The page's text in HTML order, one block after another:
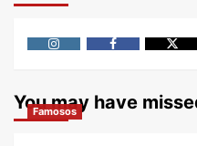
You may have
Famosos